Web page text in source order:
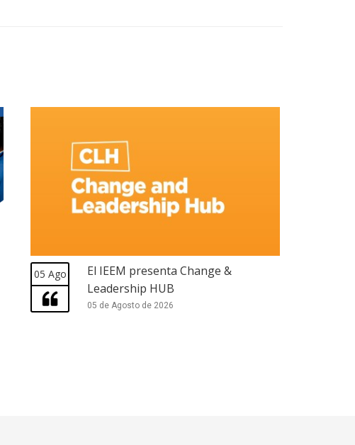
05 Ago
El IEEM presenta Change &
Leadership HUB
05 de Agosto de 2026